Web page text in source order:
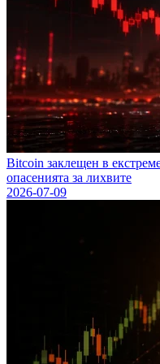
Bitcoin заклещен в
опасенията за лихвите
2026-07-09